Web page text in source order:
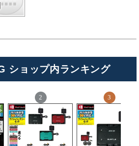
ショップ内ランキング
問い合わせサポート